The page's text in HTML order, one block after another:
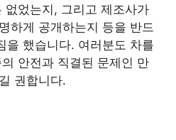
없었는지, 그리고 제조사가
하게 공개하는지 등을 반드
을 했습니다. 여러분도 차를
안전과 직결된 문제인 만
권합니다.